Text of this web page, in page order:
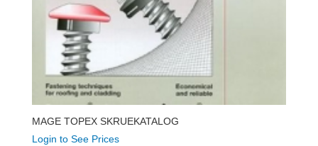
MAGE TOPEX SKRUEKATALOG
Login to See Prices